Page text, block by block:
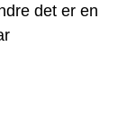
det er en